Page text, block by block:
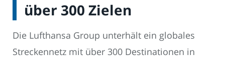
über 300 Zielen
Die Lufthansa Group unterhält ein globales
Streckennetz mit über 300 Destinationen in